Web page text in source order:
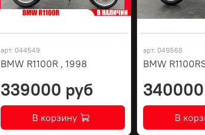
арт. 044549
BMW R1100R , 1998
339000 руб
В корзину
арт. 049568
BMW
В